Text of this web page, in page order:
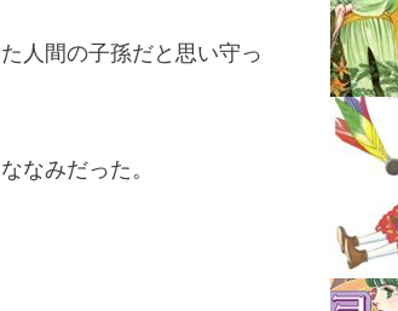
人間の子孫だと思い守っ
なみだった。